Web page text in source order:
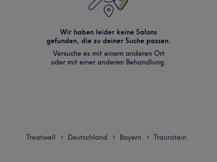
Wir haben leider keine Salons
gefunden, die zu deiner Suche passen.
Versuche es mit einem anderen Ort
oder mit einer anderen Behandlung.
Treatwell > Deutschland > Bayern > Traunstein